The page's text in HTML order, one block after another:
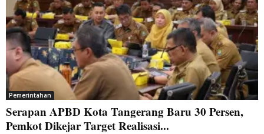
Pemerintahan
Serapan APBD Kota Tangerang Baru 30 Persen,
Pemkot Dikejar Target Realisasi...